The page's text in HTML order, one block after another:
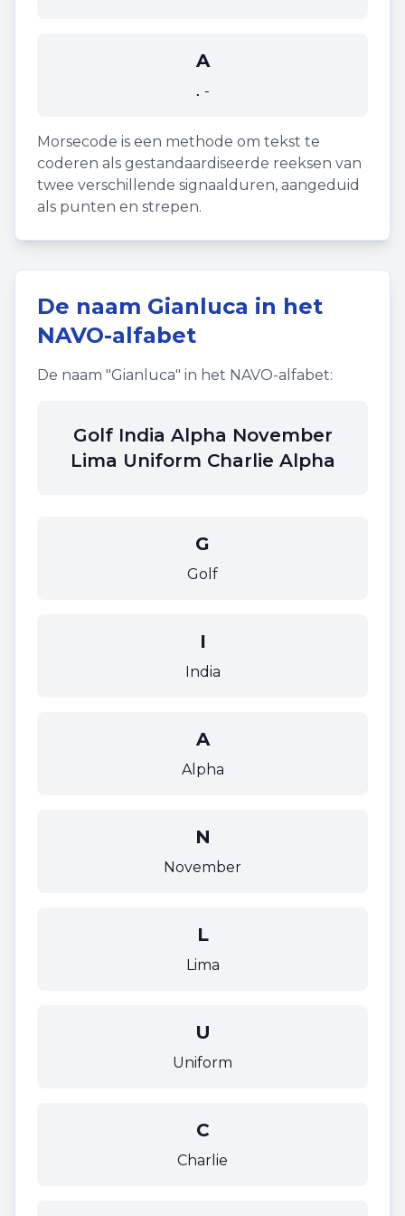
A
.-
Morsecode is een methode om tekst te
coderen als gestandaardiseerde reeksen van
twee verschillende signaalduren, aangeduid
als punten en strepen.
De naam Gianluca in het
NAVO-alfabet
De naam "Gianluca" in het NAVO-alfabet:
Golf India Alpha November
Lima Uniform Charlie Alpha
G
Golf
I
India
A
Alpha
N
November
L
Lima
U
Uniform
C
Charlie